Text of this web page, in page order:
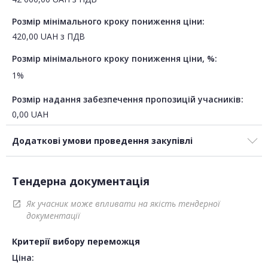
Розмір мінімального кроку пониження ціни:
420,00 UAH з ПДВ
Розмір мінімального кроку пониження ціни, %:
1%
Розмір надання забезпечення пропозицій учасників:
0,00 UAH
Додаткові умови проведення закупівлі
Тендерна документація
open_in_new
Як учасник може впливати на якість тендерної
документації
Критерії вибору переможця
Ціна: